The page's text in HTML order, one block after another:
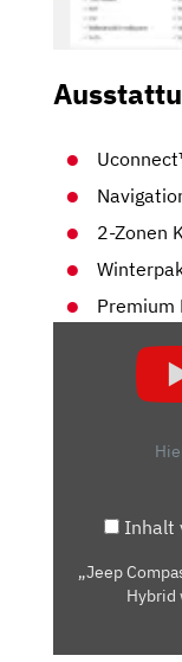
2-Zonen
Premium
COMPASS
MACHT Inhalt
„Jeep
Hybrid